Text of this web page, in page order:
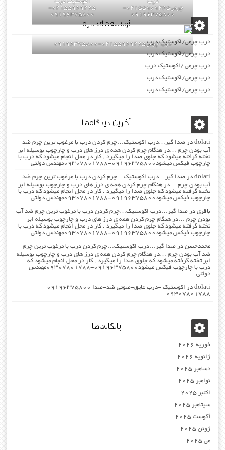
چرمی02155969245-
09196375800
02155969245-
09196375800
درب چرمی02155969245-09196375800
نوشته‌های تازه
درب چرمی/اکوستیک درب
درب چرمی/اکوستیک درب
درب چرمی /اکوستیک درب
درب چرمی/اکوستیک درب
درب چرمی/اکوستیک درب
آخرین دیدگاه‌ها
dolati درصدا گیر…درب اکوستیک…چرم کردن درب با مرغوب ترین چرم ضد
آب بودن چرم …در هنگام چرم کردن همه ی درز های درب و چارچوب بوسیله ابر
تخته گرفته میشود که جلوی صدا را میگیرد . کار در محل انجام میشود که درب با
چارچوب فیکس میشود۰۹۱۹۶۳۷۵۸۰۰-۰۹۳۰۷۸۰۱۷۸۸مهندس دولتی
dolati درصدا گیر…درب اکوستیک…چرم کردن درب با مرغوب ترین چرم ضد
آب بودن چرم …در هنگام چرم کردن همه ی درز های درب و چارچوب بوسیله ابر
تخته گرفته میشود که جلوی صدا را میگیرد . کار در محل انجام میشود که درب با
چارچوب فیکس میشود۰۹۱۹۶۳۷۵۸۰۰-۰۹۳۰۷۸۰۱۷۸۸مهندس دولتی
باقری درصدا گیر…درب اکوستیک…چرم کردن درب با مرغوب ترین چرم ضد آب
بودن چرم …در هنگام چرم کردن همه ی درز های درب و چارچوب بوسیله ابر
تخته گرفته میشود که جلوی صدا را میگیرد . کار در محل انجام میشود که درب با
چارچوب فیکس میشود۰۹۱۹۶۳۷۵۸۰۰-۰۹۳۰۷۸۰۱۷۸۸مهندس دولتی
محمدحسن درصدا گیر…درب اکوستیک…چرم کردن درب با مرغوب ترین چرم
ضد آب بودن چرم …در هنگام چرم کردن همه ی درز های درب و چارچوب بوسیله
ابر تخته گرفته میشود که جلوی صدا را میگیرد . کار در محل انجام میشود که
درب با چارچوب فیکس میشود۰۹۱۹۶۳۷۵۸۰۰-۰۹۳۰۷۸۰۱۷۸۸مهندس
دولتی
dolati در
اکوستیک -درب عایق-صوتی ضد-صدا ۰۹۱۹۶۳۷۵۸۰۰
۰۹۳۰۷۸۰۱۷۸۸
بایگانی‌ها
فوریه 2026
ژانویه 2026
دسامبر 2025
نوامبر 2025
اکتبر 2025
سپتامبر 2025
آگوست 2025
ژوئن 2025
می 2025